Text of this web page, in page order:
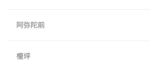
阿弥陀前
榎坪